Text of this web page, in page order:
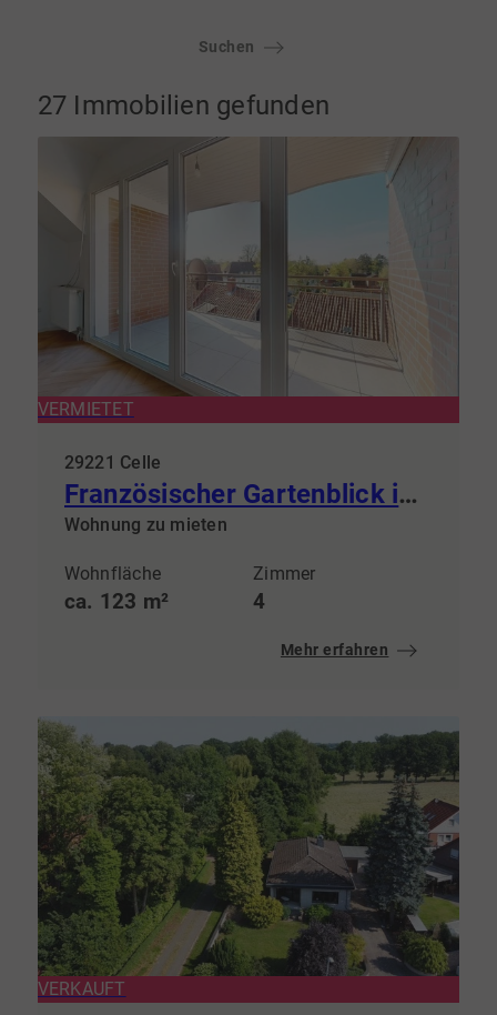
Suchen
27 Immobilien gefunden
VERMIETET
29221 Celle
Französischer Gartenblick inklusive – Designwohnung in zentraler Lage
Wohnung zu mieten
Wohnfläche
ca. 123 m²
Zimmer
4
Mehr erfahren
VERKAUFT